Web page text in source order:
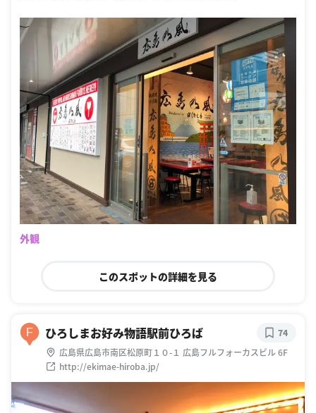
外観
このスポットの詳細を見る
F ひろしまお好み物語駅前ひろば
広島県広島市南区松原町１０-１ 広島フルフォーカスビル 6F
http://ekimae-hiroba.jp/
74